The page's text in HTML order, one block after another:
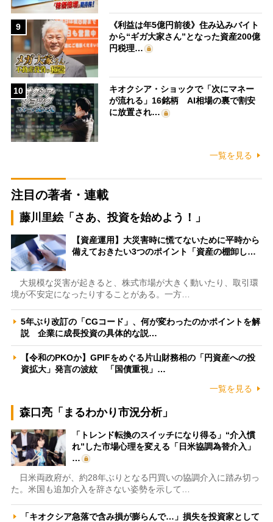
9
《利益は年5億円前後》住み込みバイト
から“ギガ大家さん”となった資産200億
円税理…
10
キオクシア・ショックで「次にマネー
が流れる」16銘柄 AI相場の裏で割安
に放置され…
一覧を見る
注目の著者・連載
藤川里絵「さあ、投資を始めよう！」
【資産運用】大災害時に慌てないために平時から
備えておきたい3つのポイント「資産の棚卸し…
大規模な災害が起きると、株式市場が大きく動いたり、取引環
境が不安定になったりすることがある。一方…
5年ぶり改訂の「CGコード」、何が変わったのかポイントを解
説 企業に成長投資の具体的な説…
【令和のPKOか】GPIFをめぐる片山財務相の「円資産への投
資拡大」発言の波紋 「国債重視」…
一覧を見る
森口亮「まるわかり市況分析」
「トレンド転換のスイッチになり得る」“介入慣
れ”した市場心理を変える「日米協調為替介入」
…
日米両政府が、約28年ぶりとなる円買いの協調介入に踏み切っ
た。米国も追加介入を辞さない姿勢を示して…
「キオクシア急落で含み損が膨らんで…」損失を投資家として